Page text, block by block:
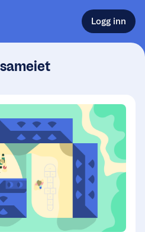
Logg inn